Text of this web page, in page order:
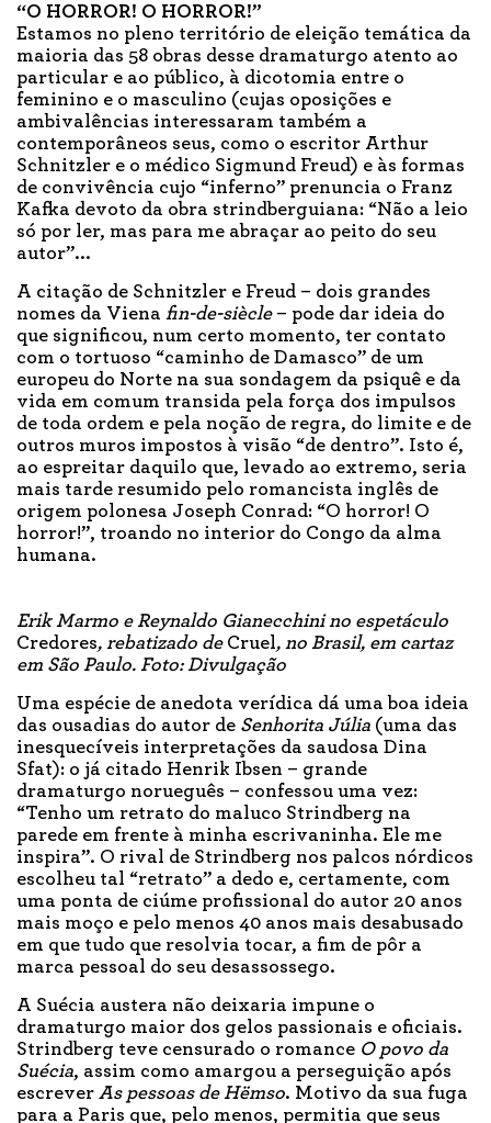
“O HORROR! O HORROR!”
Estamos no pleno território de eleição temática da
maioria das 58 obras desse dramaturgo atento ao
particular e ao público, à dicotomia entre o
feminino e o masculino (cujas oposições e
ambivalências interessaram também a
contemporâneos seus, como o escritor Arthur
Schnitzler e o médico Sigmund Freud) e às formas
de convivência cujo “inferno” prenuncia o Franz
Kafka devoto da obra strindberguiana: “Não a leio
só por ler, mas para me abraçar ao peito do seu
autor”...
A citação de Schnitzler e Freud – dois grandes
nomes da Viena fin-de-siècle – pode dar ideia do
que significou, num certo momento, ter contato
com o tortuoso “caminho de Damasco” de um
europeu do Norte na sua sondagem da psiquê e da
vida em comum transida pela força dos impulsos
de toda ordem e pela noção de regra, do limite e de
outros muros impostos à visão “de dentro”. Isto é,
ao espreitar daquilo que, levado ao extremo, seria
mais tarde resumido pelo romancista inglês de
origem polonesa Joseph Conrad: “O horror! O
horror!”, troando no interior do Congo da alma
humana.
Erik Marmo e Reynaldo Gianecchini no espetáculo
Credores, rebatizado de Cruel, no Brasil, em cartaz
em São Paulo. Foto: Divulgação
Uma espécie de anedota verídica dá uma boa ideia
das ousadias do autor de Senhorita Júlia (uma das
inesquecíveis interpretações da saudosa Dina
Sfat): o já citado Henrik Ibsen – grande
dramaturgo norueguês – confessou uma vez:
“Tenho um retrato do maluco Strindberg na
parede em frente à minha escrivaninha. Ele me
inspira”. O rival de Strindberg nos palcos nórdicos
escolheu tal “retrato” a dedo e, certamente, com
uma ponta de ciúme profissional do autor 20 anos
mais moço e pelo menos 40 anos mais desabusado
em que tudo que resolvia tocar, a fim de pôr a
marca pessoal do seu desassossego.
A Suécia austera não deixaria impune o
dramaturgo maior dos gelos passionais e oficiais.
Strindberg teve censurado o romance O povo da
Suécia, assim como amargou a perseguição após
escrever As pessoas de Hëmso. Motivo da sua fuga
para a Paris que, pelo menos, permitia que seus